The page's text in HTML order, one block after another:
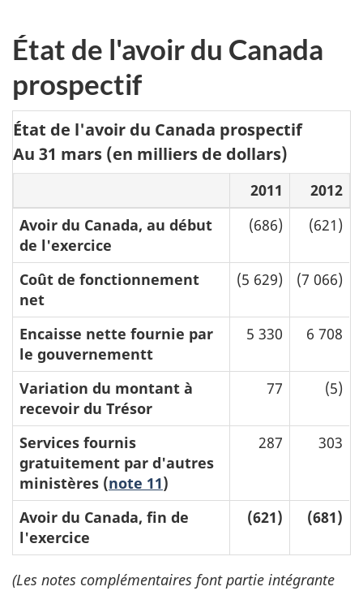
État de l'avoir du Canada
prospectif
État de l'avoir du Canada prospectif
Au 31 mars (en milliers de dollars)
2011
2012
Avoir du Canada, au début
de l'exercice
(686) (621)
Coût de fonctionnement
net
(5 629) (7 066)
Encaisse nette fournie par
le gouvernementt
5 330 6 708
Variation du montant à
recevoir du Trésor
77 (5)
Services fournis
gratuitement par d'autres
ministères (note 11)
287 303
Avoir du Canada, fin de
l'exercice
(621) (681)
(Les notes complémentaires font partie intégrante